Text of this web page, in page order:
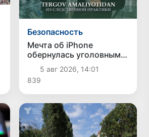
Безопасность
Мечта об iPhone
обернулась уголовным
делом: в Ташкенте
задержали
подозреваемого в краже
дорогого смартфона
5 авг 2026, 14:01
839